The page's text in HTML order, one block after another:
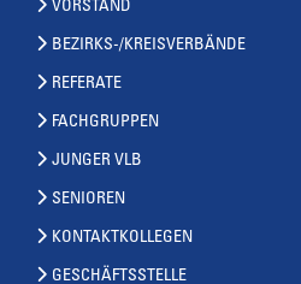
VORSTAND
BEZIRKS-/KREISVERBÄNDE
REFERATE
FACHGRUPPEN
JUNGER VLB
SENIOREN
KONTAKTKOLLEGEN
GESCHÄFTSSTELLE